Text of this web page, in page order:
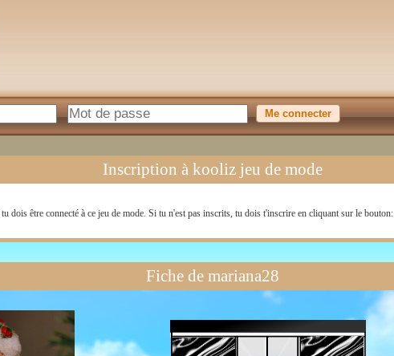
Inscription à kooliz jeu de mode
tu dois être connecté à ce jeu de mode. Si tu n'est pas inscrits, tu dois t'inscrire en cliquant sur le bouton:
Fiche de mariana28